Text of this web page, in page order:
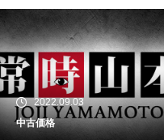
2022.09.03
中古価格